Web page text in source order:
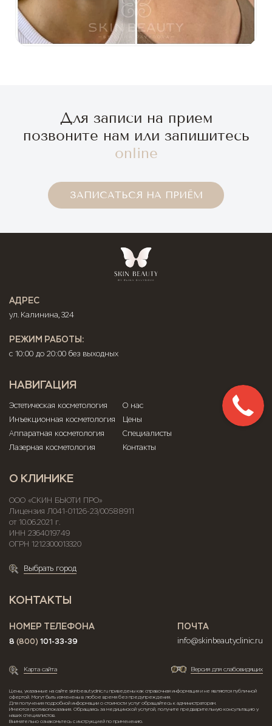
Для записи на прием
позвоните нам или запишитесь
online
ЗАПИСАТЬСЯ НА ПРИЁМ
АДРЕС
ул. Калинина, 324
РЕЖИМ РАБОТЫ:
с 10:00 до 20:00 без выходных
НАВИГАЦИЯ
Эстетическая косметология
Инъекционная косметология
Аппаратная косметология
Лазерная косметология
О нас
Цены
Специалисты
Контакты
О КЛИНИКЕ
ООО «СКИН БЬЮТИ ПРО»
Лицензия Л041-01126-23/00588911
от 10.06.2021 г.
ИНН 2364019749
ОГРН 1212300013320
Выбрать город
КОНТАКТЫ
НОМЕР ТЕЛЕФОНА
8 (800) 101-33-39
ПОЧТА
info@skinbeautyclinic.ru
Карта сайта Версия для слабовидящих
Цены, указанные на сайте skinbeautyclinic.ru приведены как справочная информация и не являются публичной
офертой. Могут быть изменены в любое время без предупреждения.
Для получения подробной информации о стоимости услуг обращайтесь к администраторам.
Имеются противопоказания. Обращаясь за медицинской услугой, получите предварительную консультацию у
наших специалистов.
Внимательно ознакомьтесь с инструкцией по применению.